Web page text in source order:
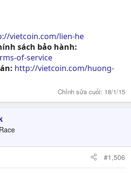
vietcoin.com/lien-he
sách bảo hành:
of-service
http://vietcoin.com/huong-
Chỉnh sửa cuối: 18/1/15
#1,506